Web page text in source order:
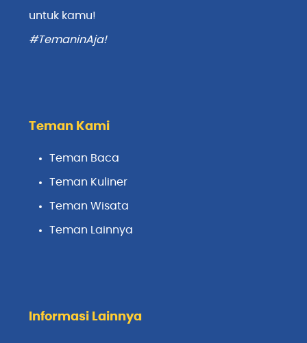
untuk kamu!
#TemaninAja!
Teman Kami
Teman Baca
Teman Kuliner
Teman Wisata
Teman Lainnya
Informasi Lainnya